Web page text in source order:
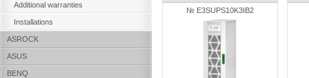
Additional warranties
Installations
ASROCK
ASUS
BENQ
№ E3SUPS10K3IB2